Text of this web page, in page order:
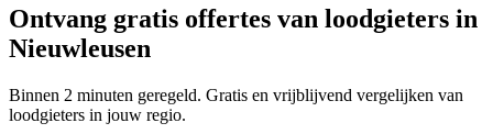
Ontvang gratis offertes van loodgieters in
Nieuwleusen
Binnen 2 minuten geregeld. Gratis en vrijblijvend vergelijken van
loodgieters in jouw regio.